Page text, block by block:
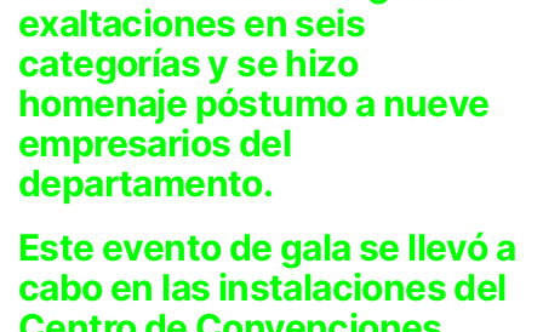
exaltaciones en seis
categorías y se hizo
homenaje póstumo a nueve
empresarios del
departamento.
Este evento de gala se llevó a
cabo en las instalaciones del